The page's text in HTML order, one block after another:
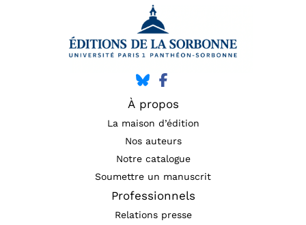
À propos
La maison d’édition
Nos auteurs
Notre catalogue
Soumettre un manuscrit
Professionnels
Relations presse